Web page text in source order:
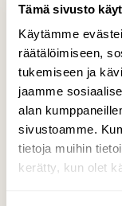
Tämä sivusto
Käytämme
räätälöimiseen,
tukemiseen ja
jaamme
alan
sivustoamme.
tietoja muihin
kerätty, kun olet
Valokuvaaja: